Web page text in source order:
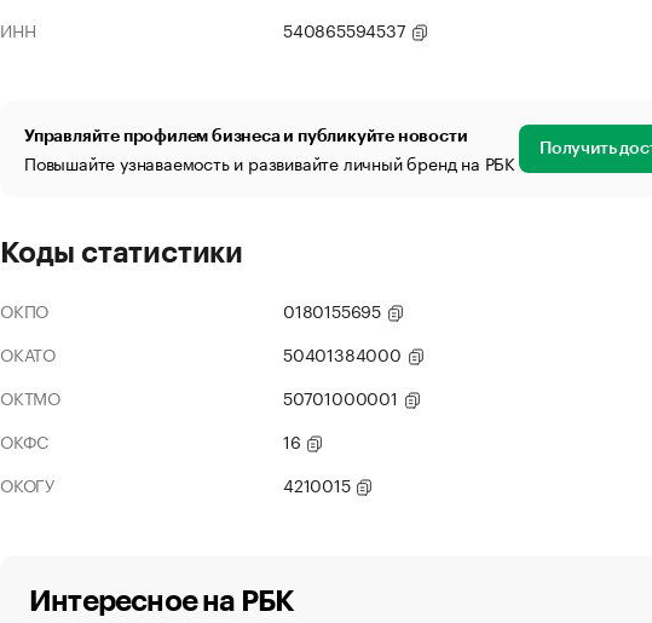
ИНН
540865594537
Управляйте профилем бизнеса и публикуйте новости
Повышайте узнаваемость и развивайте личный бренд на РБК Получить
Коды статистики
ОКПО
0180155695
ОКАТО
50401384000
ОКТМО
50701000001
ОКФС
16
ОКОГУ
4210015
Интересное на РБК